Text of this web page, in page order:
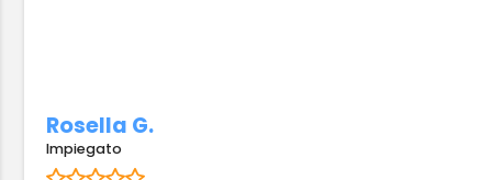
Rosella G.
Impiegato